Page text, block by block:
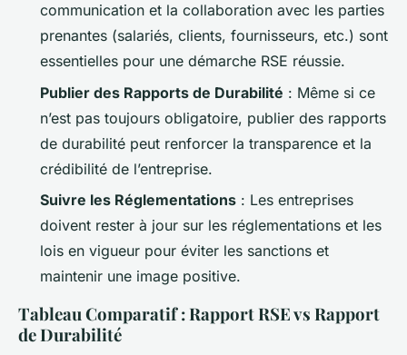
communication et la collaboration avec les parties
prenantes (salariés, clients, fournisseurs, etc.) sont
essentielles pour une démarche RSE réussie.
Publier des Rapports de Durabilité : Même si ce
n’est pas toujours obligatoire, publier des rapports
de durabilité peut renforcer la transparence et la
crédibilité de l’entreprise.
Suivre les Réglementations : Les entreprises
doivent rester à jour sur les réglementations et les
lois en vigueur pour éviter les sanctions et
maintenir une image positive.
Tableau Comparatif : Rapport RSE vs Rapport
de Durabilité